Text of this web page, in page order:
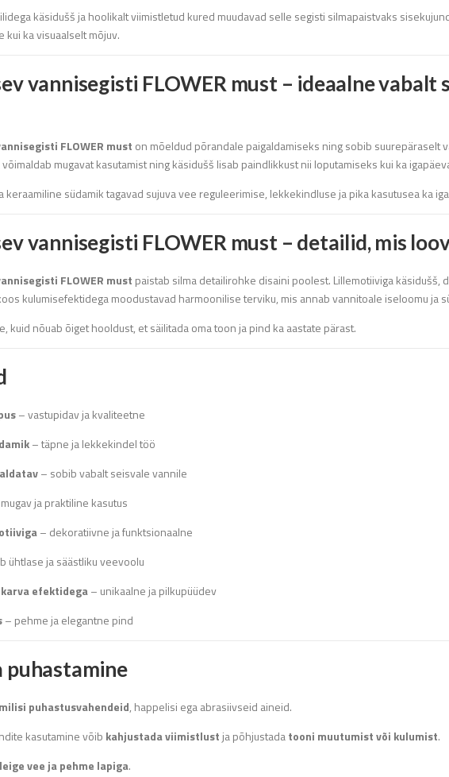
käsidušš ja hoolikalt viimistletud kured muudavad selle segisti silmapaistvaks
kui ka visuaalselt mõjuv.
vannisegisti FLOWER must – ideaalne vabalt
FLOWER must on mõeldud põrandale paigaldamiseks ning sobib suurepäraselt
mugavat kasutamist ning käsidušš lisab paindlikkust nii loputamiseks kui ka
keraamiline südamik tagavad sujuva vee reguleerimise, lekkekindluse ja pika kasutusea ka
vannisegisti FLOWER must – detailid, mis
FLOWER must paistab silma detailirohke disaini poolest. Lillemotiiviga käsidušš,
kulumisefektidega moodustavad harmoonilise terviku, mis annab vannitoale iseloomu ja
kuid nõuab õiget hooldust, et säilitada oma toon ja pind ka aastate pärast.
– vastupidav ja kvaliteetne
– täpne ja lekkekindel töö
– sobib vabalt seisvale vannile
ja praktiline kasutus
– dekoratiivne ja funktsionaalne
ühtlase ja säästliku veevoolu
efektidega– unikaalne ja pilkupüüdev
– pehme ja elegantne pind
puhastamine
puhastusvahendeid, happelisi ega abrasiivseid aineid.
kasutamine võib kahjustada viimistlust ja põhjustadatooni muutumist või kulumist.
leige vee ja pehme lapiga.